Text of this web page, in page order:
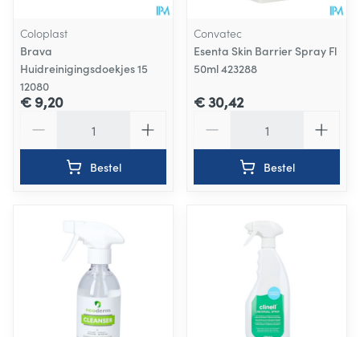
Coloplast
Brava
Huidreinigingsdoekjes 15
12080
€ 9,20
Bestel
Convatec
Esenta Skin Barrier Spray Fl
50ml 423288
€ 30,42
Bestel